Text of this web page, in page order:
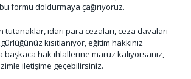
formu doldurmaya çağırıyoruz.
tutanaklar, idari para cezaları, ceza davaları
kısıtlanıyor, eğitim hakkınız
hak ihlallerine maruz kalıyorsanız,
iletişime geçebilirsiniz.